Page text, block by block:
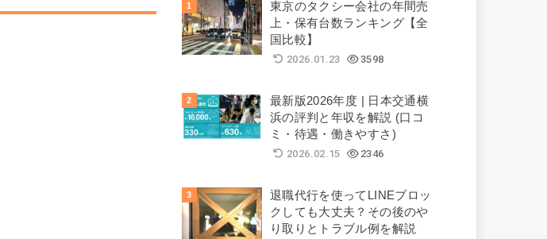
東京のタクシー会社の年間売
上・保有台数ランキング【全
国比較】
2026.01.23 3598
最新版2026年度 | 日本交通横
浜の評判と年収を解説 (口コ
ミ・待遇・働きやすさ)
2026.02.15 2346
退職代行を使ってLINEブロッ
クしても大丈夫？その後のや
り取りとトラブル例を解説